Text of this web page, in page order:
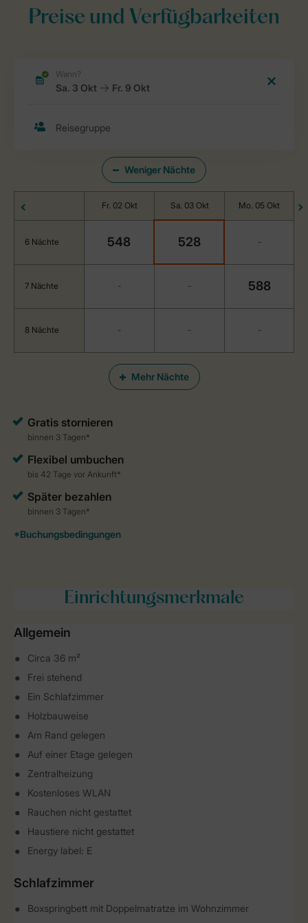
Preise und Verfügbarkeiten
Weniger Nächte
Mehr Nächte
Fr. 02 Okt Sa. 03 Okt Mo. 05 Okt
6 Nächte 548 528 -
7 Nächte - - 588
8 Nächte - - -
Einrichtungsmerkmale
Allgemein
Circa 36 m²
Frei stehend
Ein Schlafzimmer
Holzbauweise
Am Rand gelegen
Auf einer Etage gelegen
Zentralheizung
Kostenloses WLAN
Rauchen nicht gestattet
Haustiere nicht gestattet
Energy label: E
Schlafzimmer
Boxspringbett mit Doppelmatratze im Wohnzimmer